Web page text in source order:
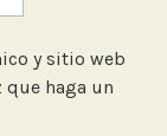
y sitio web
que haga un